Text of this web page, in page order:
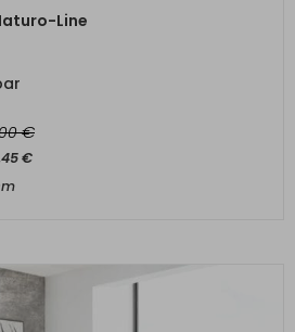
ZUM PRODUKT
Line
€
€